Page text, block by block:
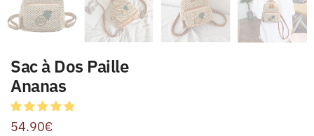
Sac à Dos Paille
Ananas
54.90€